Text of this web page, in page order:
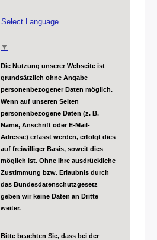
Select Language
▼
Die Nutzung unserer Webseite ist
grundsätzlich ohne Angabe
personenbezogener Daten möglich.
Wenn auf unseren Seiten
personenbezogene Daten (z. B.
Name, Anschrift oder E-Mail-
Adresse) erfasst werden, erfolgt dies
auf freiwilliger Basis, soweit dies
möglich ist. Ohne Ihre ausdrückliche
Zustimmung bzw. Erlaubnis durch
das Bundesdatenschutzgesetz
geben wir keine Daten an Dritte
weiter.
Bitte beachten Sie, dass bei der